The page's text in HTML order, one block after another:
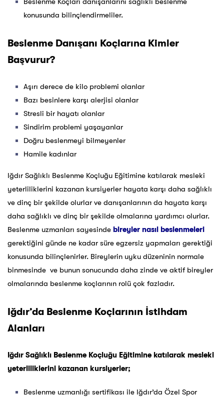
konusunda bilinçlendirmeliler.
Beslenme Danışanı Koçlarına Kimler
Başvurur?
Aşırı derece de kilo problemi olanlar
Bazı besinlere karşı alerjisi olanlar
Stresli bir hayatı olanlar
Sindirim problemi yaşayanlar
Doğru beslenmeyi bilmeyenler
Hamile kadınlar
Iğdır Sağlıklı Beslenme Koçluğu Eğitimine katılarak mesleki
yeterliliklerini kazanan kursiyerler hayata karşı daha sağlıklı
ve dinç bir şekilde olurlar ve danışanlarının da hayata karşı
daha sağlıklı ve dinç bir şekilde olmalarına yardımcı olurlar.
Beslenme uzmanları sayesinde bireyler nasıl beslenmeleri
gerektiğini günde ne kadar süre egzersiz yapmaları gerektiği
konusunda bilinçlenirler. Bireylerin uyku düzeninin normale
binmesinde ve bunun sonucunda daha zinde ve aktif bireyler
olmalarında beslenme koçlarının rolü çok fazladır.
Iğdır’da Beslenme Koçlarının İstihdam
Alanları
Iğdır Sağlıklı Beslenme Koçluğu Eğitimine katılarak mesleki
yeterliliklerini kazanan kursiyerler;
Beslenme uzmanlığı sertifikası ile Iğdır’da Özel Spor